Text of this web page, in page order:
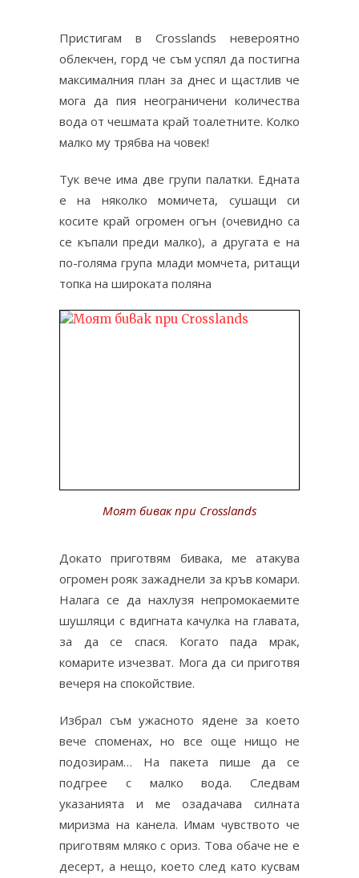
Пристигам в Crosslands невероятно
облекчен, горд че съм успял да постигна
максималния план за днес и щастлив че
мога да пия неограничени количества
вода от чешмата край тоалетните. Колко
малко му трябва на човек!
Тук вече има две групи палатки. Едната
е на няколко момичета, сушащи си
косите край огромен огън (очевидно са
се къпали преди малко), а другата е на
по-голяма група млади момчета, ритащи
топка на широката поляна
Моят бивак при Crosslands
Докато приготвям бивака, ме атакува
огромен рояк зажаднели за кръв комари.
Налага се да нахлузя непромокаемите
шушляци с вдигната качулка на главата,
за да се спася. Когато пада мрак,
комарите изчезват. Мога да си приготвя
вечеря на спокойствие.
Избрал съм ужасното ядене за което
вече споменах, но все още нищо не
подозирам… На пакета пише да се
подгрее с малко вода. Следвам
указанията и ме озадачава силната
миризма на канела. Имам чувството че
приготвям мляко с ориз. Това обаче не е
десерт, а нещо, което след като кусвам